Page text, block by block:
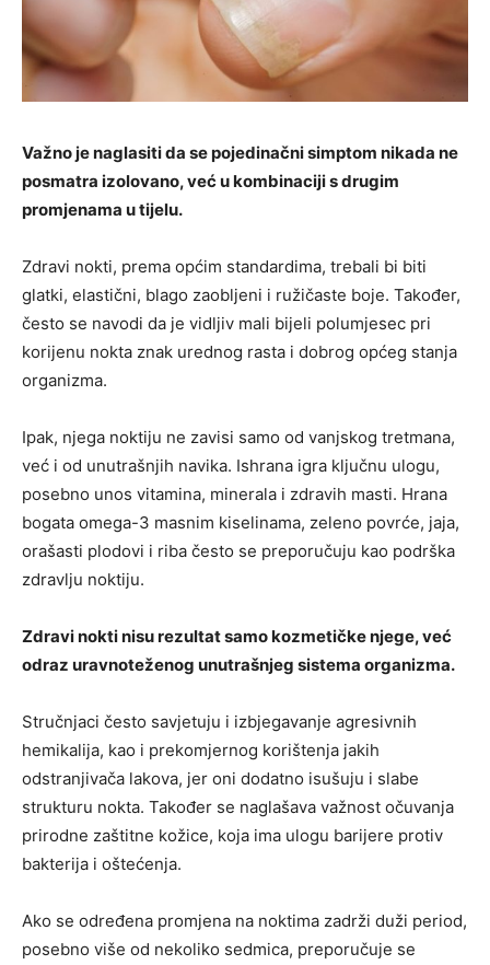
Važno je naglasiti da se pojedinačni simptom nikada ne
posmatra izolovano, već u kombinaciji s drugim
promjenama u tijelu.
Zdravi nokti, prema općim standardima, trebali bi biti
glatki, elastični, blago zaobljeni i ružičaste boje. Također,
često se navodi da je vidljiv mali bijeli polumjesec pri
korijenu nokta znak urednog rasta i dobrog općeg stanja
organizma.
Ipak, njega noktiju ne zavisi samo od vanjskog tretmana,
već i od unutrašnjih navika. Ishrana igra ključnu ulogu,
posebno unos vitamina, minerala i zdravih masti. Hrana
bogata omega-3 masnim kiselinama, zeleno povrće, jaja,
orašasti plodovi i riba često se preporučuju kao podrška
zdravlju noktiju.
Zdravi nokti nisu rezultat samo kozmetičke njege, već
odraz uravnoteženog unutrašnjeg sistema organizma.
Stručnjaci često savjetuju i izbjegavanje agresivnih
hemikalija, kao i prekomjernog korištenja jakih
odstranjivača lakova, jer oni dodatno isušuju i slabe
strukturu nokta. Također se naglašava važnost očuvanja
prirodne zaštitne kožice, koja ima ulogu barijere protiv
bakterija i oštećenja.
Ako se određena promjena na noktima zadrži duži period,
posebno više od nekoliko sedmica, preporučuje se